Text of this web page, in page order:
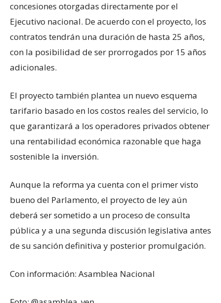
concesiones otorgadas directamente por el
Ejecutivo nacional. De acuerdo con el proyecto, los
contratos tendrán una duración de hasta 25 años,
con la posibilidad de ser prorrogados por 15 años
adicionales.
El proyecto también plantea un nuevo esquema
tarifario basado en los costos reales del servicio, lo
que garantizará a los operadores privados obtener
una rentabilidad económica razonable que haga
sostenible la inversión.
Aunque la reforma ya cuenta con el primer visto
bueno del Parlamento, el proyecto de ley aún
deberá ser sometido a un proceso de consulta
pública y a una segunda discusión legislativa antes
de su sanción definitiva y posterior promulgación.
Con información: Asamblea Nacional